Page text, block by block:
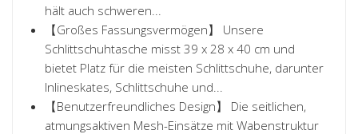
hält auch schweren...
【Großes Fassungsvermögen】 Unsere
Schlittschuhtasche misst 39 x 28 x 40 cm und
bietet Platz für die meisten Schlittschuhe, darunter
Inlineskates, Schlittschuhe und...
【Benutzerfreundliches Design】 Die seitlichen,
atmungsaktiven Mesh-Einsätze mit Wabenstruktur